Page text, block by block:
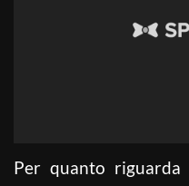
Per quanto riguarda